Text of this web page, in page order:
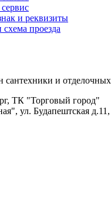
и реквизиты
проезда
сантехники и
ТК "Торговый город"
ул. Будапештская д.11,